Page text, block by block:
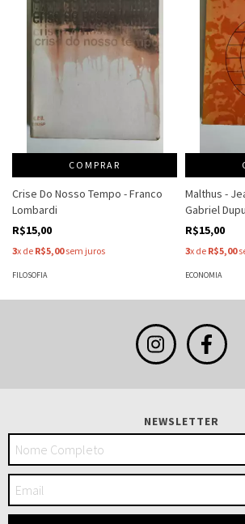
COMPRAR
Crise Do Nosso Tempo - Franco
Lombardi
R$15,00
3x de R$5,00sem juros
FILOSOFIA
Malthus -
Gabriel
R$15,00
3x de R$5,00
ECONOMIA
NEWSLETTER